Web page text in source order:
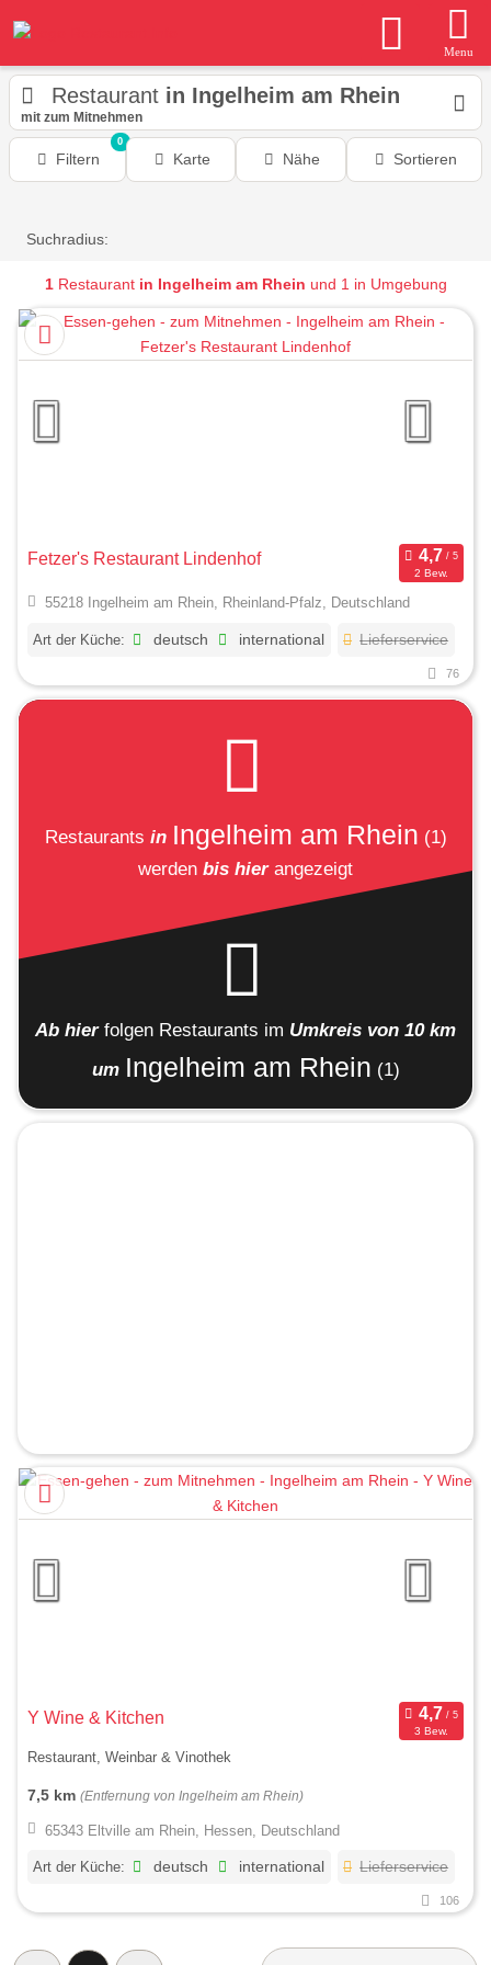
Menu
Restaurant in Ingelheim am Rhein
mit zum Mitnehmen
Filtern
0
Karte Nähe Sortieren
Suchradius:
1Restaurant in Ingelheim am Rhein und 1 in Umgebung
Fetzer's Restaurant Lindenhof
2 Bew.
55218 Ingelheim am Rhein, Rheinland-Pfalz, Deutschland
Art der Küche: deutsch international Lieferservice
76
Restaurants in Ingelheim am Rhein (1)
werden bis hierangezeigt
Ab hier folgen Restaurants im Umkreis von 10 km
um Ingelheim am Rhein (1)
Y Wine & Kitchen
3 Bew.
Restaurant, Weinbar & Vinothek
7,5 km (Entfernung von Ingelheim am Rhein)
65343 Eltville am Rhein, Hessen, Deutschland
Art der Küche: deutsch international Lieferservice
106